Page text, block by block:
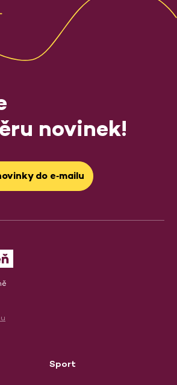
novinek!
do e‑mailu
Sport